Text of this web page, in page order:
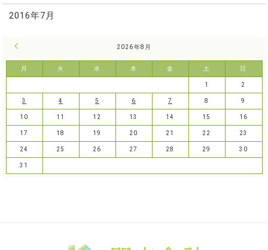
2016年7月
2026年8月
月 火 水 木 金 土 日
1 2
3 4 5 6 7 8 9
10 11 12 13 14 15 16
17 18 19 20 21 22 23
24 25 26 27 28 29 30
31